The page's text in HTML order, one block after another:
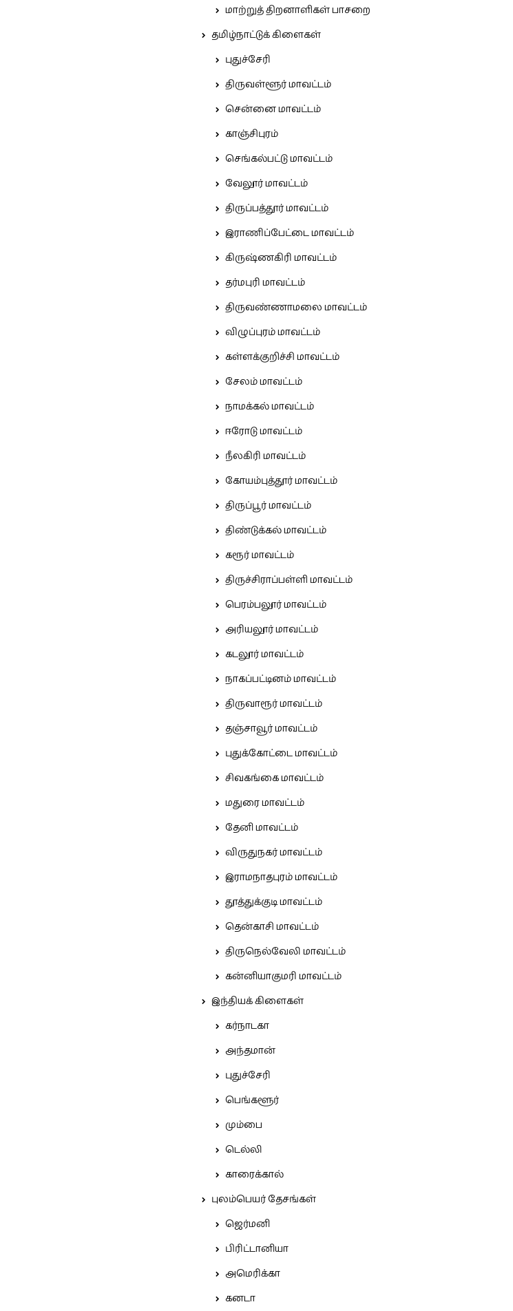
மாற்றுத் திறனாளிகள் பாசறை
தமிழ்நாட்டுக் கிளைகள்
புதுச்சேரி
திருவள்ளூர் மாவட்டம்
சென்னை மாவட்டம்
காஞ்சிபுரம்
செங்கல்பட்டு மாவட்டம்
வேலூர் மாவட்டம்
திருப்பத்தூர் மாவட்டம்
இராணிப்பேட்டை மாவட்டம்
கிருஷ்ணகிரி மாவட்டம்
தர்மபுரி மாவட்டம்
திருவண்ணாமலை மாவட்டம்
விழுப்புரம் மாவட்டம்
கள்ளக்குறிச்சி மாவட்டம்
சேலம் மாவட்டம்
நாமக்கல் மாவட்டம்
ஈரோடு மாவட்டம்
நீலகிரி மாவட்டம்
கோயம்புத்தூர் மாவட்டம்
திருப்பூர் மாவட்டம்
திண்டுக்கல் மாவட்டம்
கரூர் மாவட்டம்
திருச்சிராப்பள்ளி மாவட்டம்
பெரம்பலூர் மாவட்டம்
அரியலூர் மாவட்டம்
கடலூர் மாவட்டம்
நாகப்பட்டினம் மாவட்டம்
திருவாரூர் மாவட்டம்
தஞ்சாவூர் மாவட்டம்
புதுக்கோட்டை மாவட்டம்
சிவகங்கை மாவட்டம்
மதுரை மாவட்டம்
தேனி மாவட்டம்
விருதுநகர் மாவட்டம்
இராமநாதபுரம் மாவட்டம்
தூத்துக்குடி மாவட்டம்
தென்காசி மாவட்டம்
திருநெல்வேலி மாவட்டம்
கன்னியாகுமரி மாவட்டம்
இந்தியக் கிளைகள்
கர்நாடகா
அந்தமான்
புதுச்சேரி
பெங்களூர்
மும்பை
டெல்லி
காரைக்கால்
புலம்பெயர் தேசங்கள்
ஜெர்மனி
பிரிட்டானியா
அமெரிக்கா
கனடா